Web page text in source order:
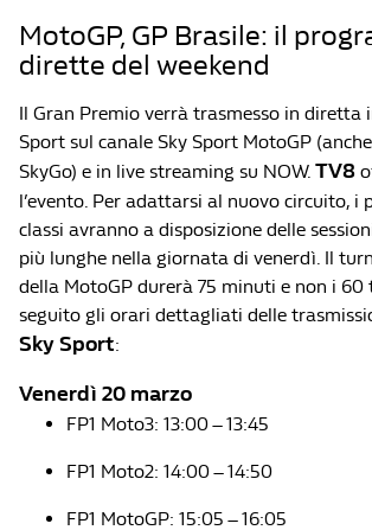
MotoGP, GP Brasile: il
dirette del weekend
Il Gran Premio verrà trasmesso in diretta
Sport sul canale Sky Sport MotoGP
SkyGo) e in live streaming su NOW. TV8
l’evento. Per adattarsi al nuovo circuito, i
classi avranno a disposizione delle
più lunghe nella giornata di venerdì. Il
della MotoGP durerà 75 minuti e non i 60
seguito gli orari dettagliati delle
Sky Sport:
Venerdì 20 marzo
FP1 Moto3: 13:00 – 13:45
FP1 Moto2: 14:00 – 14:50
FP1 MotoGP: 15:05 – 16:05